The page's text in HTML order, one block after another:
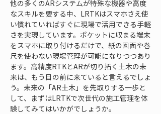
他の多くのARシステムが特殊な機器や高度
なスキルを要する中、LRTKはスマホさえ使
い慣れていればすぐに現場で活用できる手軽
さを実現しています。ポケットに収まる端末
をスマホに取り付けるだけで、紙の図面や巻
尺を使わない現場管理が可能になりつつあり
ます。高精度RTKとARが切り拓く土木の未
来は、もう目の前に来ていると言えるでしょ
う。未来の「AR土木」を先取りする一歩と
して、まずはLRTKで次世代の施工管理を体
験してみてはいかがでしょうか。